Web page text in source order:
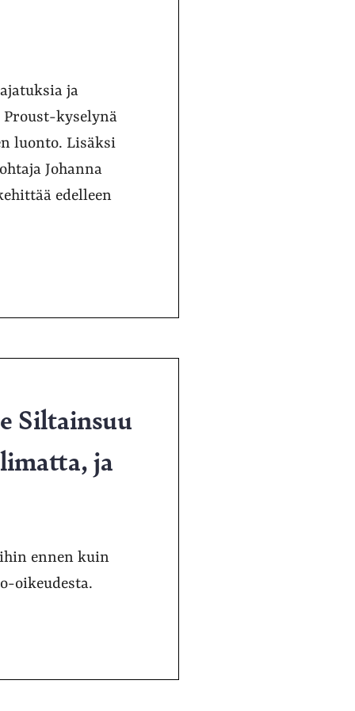
ja
kyselynä
luonto. Lisäksi
Johanna
edelleen
Siltainsuu
ja
ennen kuin
oikeudesta.